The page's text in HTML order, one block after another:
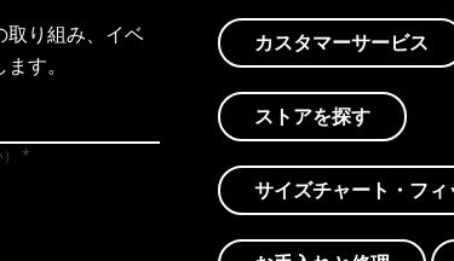
取り組み、イベ
す。
カスタマーサービス
ストアを探す
サイズチャート・フィ